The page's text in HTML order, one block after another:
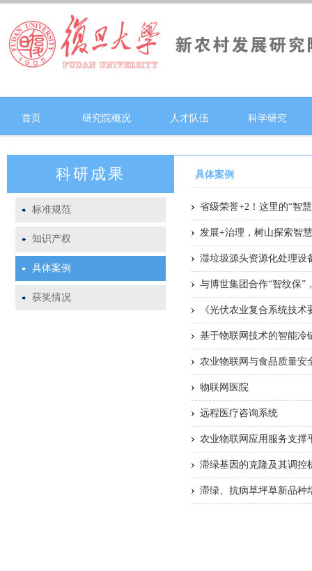
首页 研究院概况 人才队伍 科学研究
科研成果
标准规范
知识产权
具体案例
获奖情况
具体案例
省级荣誉+2！这里的“智
发展+治理，树山探索智
湿垃圾源头资源化处理设
与博世集团合作“智纹保”
《光伏农业复合系统技
基于物联网技术的智能冷
农业物联网与食品质量安
物联网医院
远程医疗咨询系统
农业物联网应用服务支撑
滞绿基因的克隆及其调控
滞绿、抗病草坪草新品种